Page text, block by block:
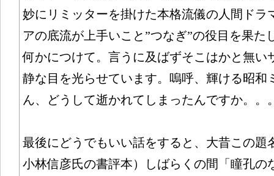
妙にリミッターを掛けた本格流儀の人間ドラ
アの底流が上手いこと”つなぎ”の役目を果た
何かにつけて。言うに及ばずそこはかと無い
静な目を光らせています。嗚呼、輝ける昭和
ん、どうして逝かれてしまったんですか。
最後にどうでもいい話をすると、大昔この題
小林信彦氏の書評本）しばらくの間「瞳孔の